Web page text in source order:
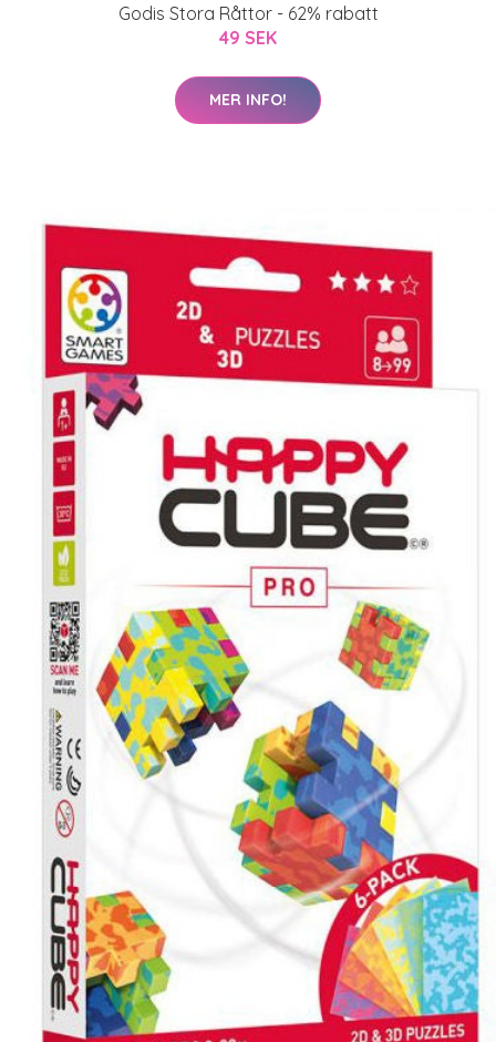
Godis Stora Råttor - 62% rabatt
49 SEK
MER INFO!